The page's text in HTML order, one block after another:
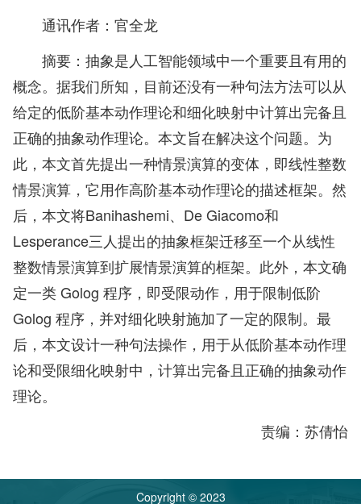
通讯作者：官全龙
摘要：抽象是人工智能领域中一个重要且有用的
概念。据我们所知，目前还没有一种句法方法可以从
给定的低阶基本动作理论和细化映射中计算出完备且
正确的抽象动作理论。本文旨在解决这个问题。为
此，本文首先提出一种情景演算的变体，即线性整数
情景演算，它用作高阶基本动作理论的描述框架。然
后，本文将Banihashemi、De Giacomo和
Lesperance三人提出的抽象框架迁移至一个从线性
整数情景演算到扩展情景演算的框架。此外，本文确
定一类 Golog 程序，即受限动作，用于限制低阶
Golog 程序，并对细化映射施加了一定的限制。最
后，本文设计一种句法操作，用于从低阶基本动作理
论和受限细化映射中，计算出完备且正确的抽象动作
理论。
责编：苏倩怡
Copyright © 2023